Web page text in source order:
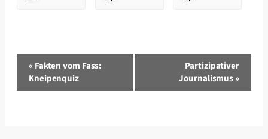
Veranstaltung-
Navigation
« Fakten vom Fass:
Kneipenquiz
Partizipativer
Journalismus»